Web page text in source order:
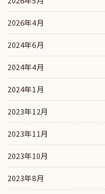
2026年4月
2024年6月
2024年4月
2024年1月
2023年12月
2023年11月
2023年10月
2023年8月